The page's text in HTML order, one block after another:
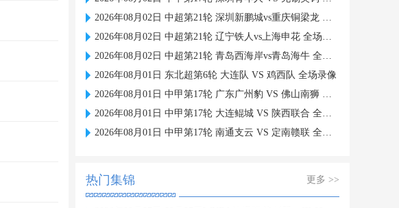
2026年08月02日 中超第21轮 深圳新鹏城vs重庆铜梁龙 全场录像
2026年08月02日 中超第21轮 辽宁铁人vs上海申花 全场录像
2026年08月02日 中超第21轮 青岛西海岸vs青岛海牛 全场录像
2026年08月01日 东北超第6轮 大连队 VS 鸡西队 全场录像
2026年08月01日 中甲第17轮 广东广州豹 VS 佛山南狮 全场录像
2026年08月01日 中甲第17轮 大连鲲城 VS 陕西联合 全场录像
2026年08月01日 中甲第17轮 南通支云 VS 定南赣联 全场录像
热门集锦 更多 >>